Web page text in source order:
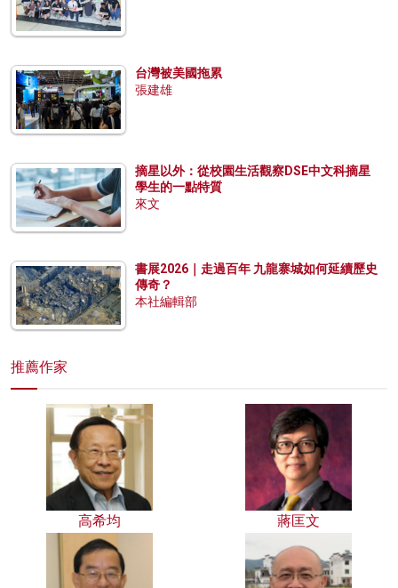
台灣被美國拖累
張建雄
摘星以外：從校園生活觀察DSE中文科摘星
學生的一點特質
來文
書展2026｜走過百年 九龍寨城如何延續歷史
傳奇？
本社編輯部
推薦作家
高希均 蔣匡文